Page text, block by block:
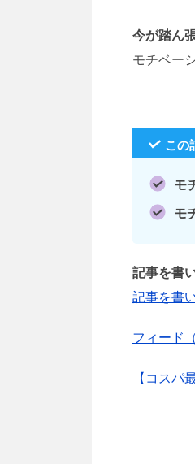
今が踏ん
モチベー
この
モ
モ
記事を書
記事を書
フィード
【コスパ